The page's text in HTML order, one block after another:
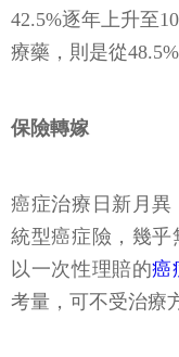
42.5%逐年上升至
療藥，則是從48.5%
保險轉嫁
癌症治療日新月
統型癌症險，幾乎
以一次性理賠的癌
考量，可不受治療